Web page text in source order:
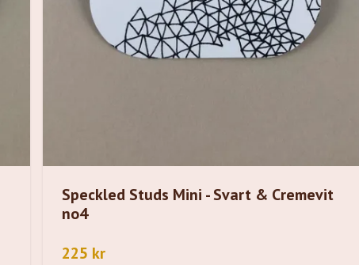
Speckled Studs Mini - Svart & Cremevit
no4
225 kr